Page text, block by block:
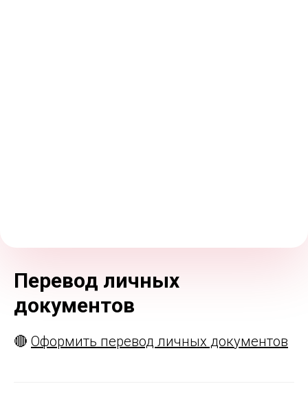
Перевод личных
документов
🔴 Оформить перевод личных документов